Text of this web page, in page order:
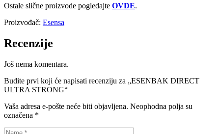
Ostale slične proizvode pogledajte OVDE.
Proizvođač: Esensa
Recenzije
Još nema komentara.
Budite prvi koji će napisati recenziju za „ESENBAK DIRECT
ULTRA STRONG“
Vaša adresa e-pošte neće biti objavljena. Neophodna polja su
označena *